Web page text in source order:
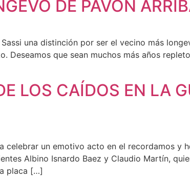
DE PAVÓN
una distinción por ser el vecino más
Deseamos que sean muchos más años
LOS CAÍDOS EN LA
un emotivo acto en el recordamos y
Albino Isnardo Baez y Claudio Martín,
placa […]